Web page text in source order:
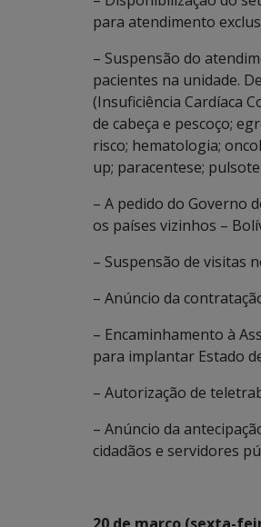
para atendimento
– Suspensão do
pacientes na unidade.
(Insuficiência Cardíaca
de cabeça e pescoço;
risco; hematologia;
up; paracentese;
– A pedido do Governo
os países vizinhos –
– Suspensão de visitas
– Anúncio da
– Encaminhamento à
para implantar Estado
– Autorização de
– Anúncio da
cidadãos e servidores